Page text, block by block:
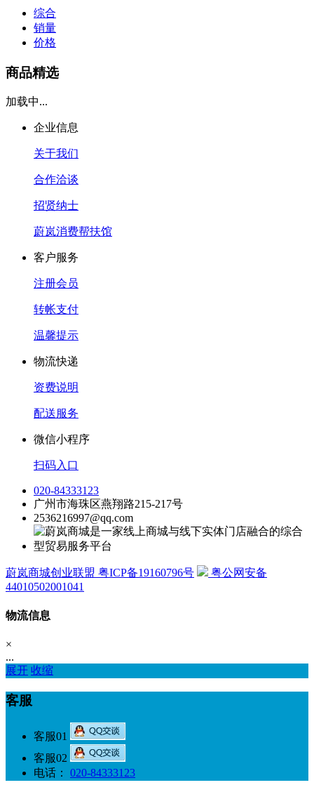
综合
销量
价格
商品精选
加载中...
企业信息
关于我们
合作洽谈
招贤纳士
蔚岚消费帮扶馆
客户服务
注册会员
转帐支付
温馨提示
物流快递
资费说明
配送服务
微信小程序
扫码入口
020-84333123
广州市海珠区燕翔路215-217号
2536216997@qq.com
蔚岚商城创业联盟 粤ICP备19160796号
粤公网安备
44010502001041
物流信息
×
...
展开 收缩
客服
客服01
客服02
电话：
020-84333123